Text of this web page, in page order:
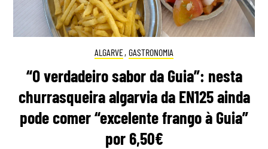
ALGARVE, GASTRONOMIA
“O verdadeiro sabor da Guia”: nesta
churrasqueira algarvia da EN125 ainda
pode comer “excelente frango à Guia”
por 6,50€